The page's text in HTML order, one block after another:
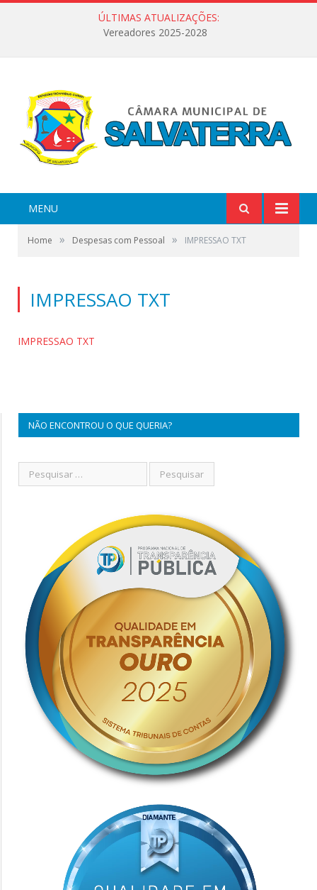
ÚLTIMAS ATUALIZAÇÕES:
Vereadores 2025-2028
MENU
Home » Despesas com Pessoal » IMPRESSAO TXT
IMPRESSAO TXT
IMPRESSAO TXT
NÃO ENCONTROU O QUE QUERIA?